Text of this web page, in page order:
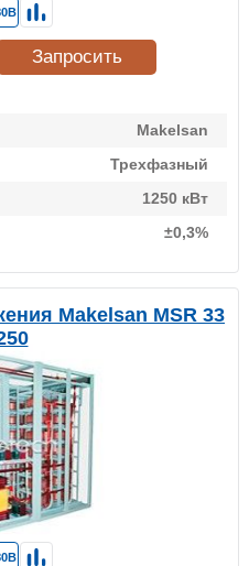
Makelsan
Трехфазный
1250 кВт
±0,3%
Запросить
Makelsan MSR 33